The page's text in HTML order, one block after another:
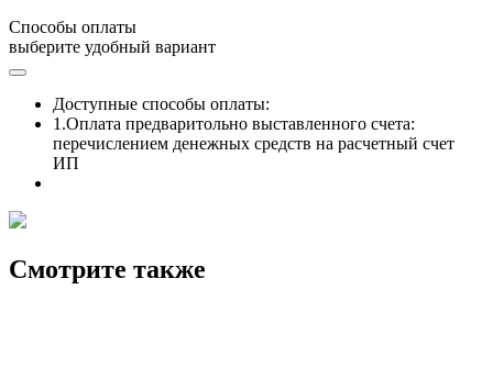
Способы оплаты
выберите удобный вариант
Доступные способы оплаты:
1.Оплата предваритольно выставленного счета:
перечислением денежных средств на расчетный счет
ИП
Смотрите также